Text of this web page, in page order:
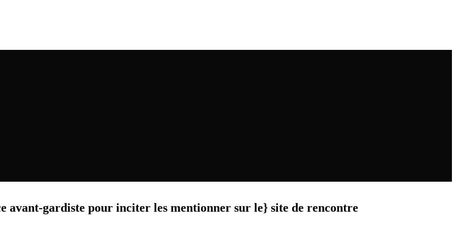
avant-gardiste pour inciter les mentionner sur le} site de rencontre